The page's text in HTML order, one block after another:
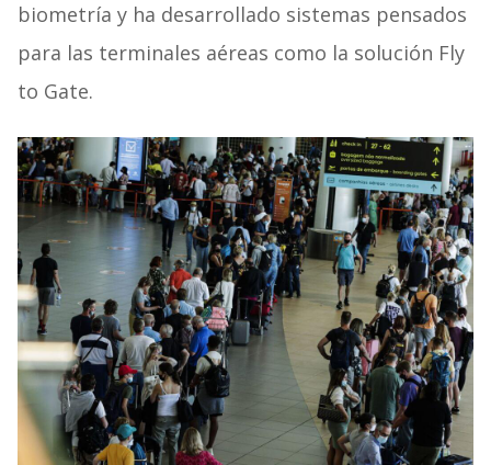
biometría y ha desarrollado sistemas pensados
para las terminales aéreas como la solución Fly
to Gate.